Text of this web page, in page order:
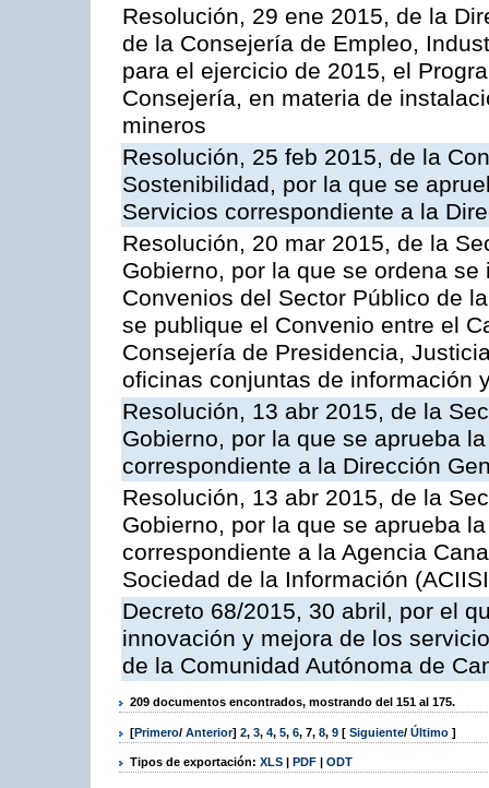
Resolución, 29 ene 2015, de la
de la Consejería de Empleo,
para el ejercicio de 2015, el
Consejería, en materia de
mineros
Resolución, 25 feb 2015, de la
Sostenibilidad, por la que se
Servicios correspondiente a la
Resolución, 20 mar 2015, de la
Gobierno, por la que se ordena
Convenios del Sector Público de
se publique el Convenio entre el
Consejería de Presidencia,
oficinas conjuntas de información
Resolución, 13 abr 2015, de la
Gobierno, por la que se aprueba
correspondiente a la Dirección
Resolución, 13 abr 2015, de la
Gobierno, por la que se aprueba
correspondiente a la Agencia
Sociedad de la Información
Decreto 68/2015, 30 abril, por el
innovación y mejora de los
de la Comunidad Autónoma de
209 documentos encontrados, mostrando del 151 al 175.
[Primero/ Anterior] 2, 3, 4, 5, 6, 7, 8, 9 [ Siguiente/ Último ]
Tipos de exportación: XLS | PDF | ODT